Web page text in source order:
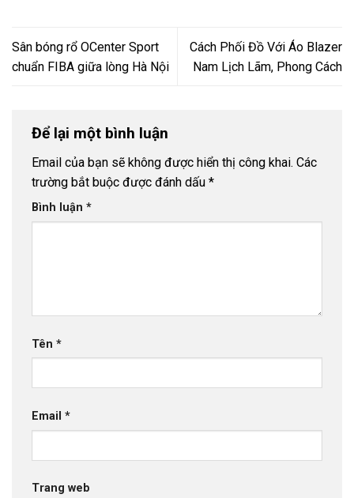
Sân bóng rổ OCenter Sport
chuẩn FIBA giữa lòng Hà Nội
Cách Phối Đồ Với Áo Blazer
Nam Lịch Lãm, Phong Cách
Để lại một bình luận
Email của bạn sẽ không được hiển thị công khai. Các
trường bắt buộc được đánh dấu *
Bình luận *
Tên *
Email *
Trang web